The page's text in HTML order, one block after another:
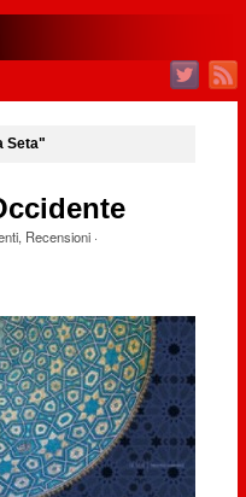
Seta"
, Recensioni·